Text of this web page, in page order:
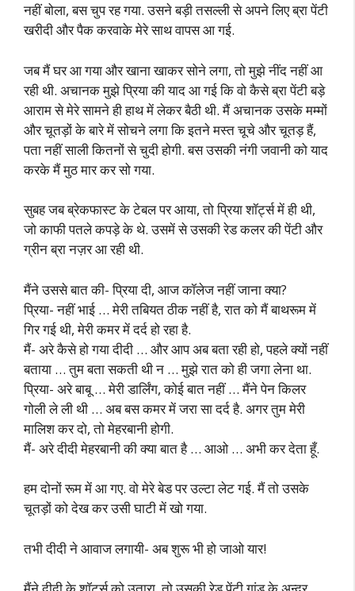
नहीं बोला, बस चुप रह गया. उसने बड़ी तसल्ली से अपने लिए ब्रा पेंटी
खरीदी और पैक करवाके मेरे साथ वापस आ गई.
जब मैं घर आ गया और खाना खाकर सोने लगा, तो मुझे नींद नहीं आ
रही थी. अचानक मुझे प्रिया की याद आ गई कि वो कैसे ब्रा पेंटी बड़े
आराम से मेरे सामने ही हाथ में लेकर बैठी थी. मैं अचानक उसके मम्मों
और चूतड़ों के बारे में सोचने लगा कि इतने मस्त चूचे और चूतड़ हैं,
पता नहीं साली कितनों से चुदी होगी. बस उसकी नंगी जवानी को याद
करके मैं मुठ मार कर सो गया.
सुबह जब ब्रेकफास्ट के टेबल पर आया, तो प्रिया शॉर्ट्स में ही थी,
जो काफी पतले कपड़े के थे. उसमें से उसकी रेड कलर की पेंटी और
ग्रीन ब्रा नज़र आ रही थी.
मैंने उससे बात की- प्रिया दी, आज कॉलेज नहीं जाना क्या?
प्रिया- नहीं भाई … मेरी तबियत ठीक नहीं है, रात को मैं बाथरूम में
गिर गई थी, मेरी कमर में दर्द हो रहा है.
मैं- अरे कैसे हो गया दीदी … और आप अब बता रही हो, पहले क्यों नहीं
बताया … तुम बता सकती थी न … मुझे रात को ही जगा लेना था.
प्रिया- अरे बाबू … मेरी डार्लिंग, कोई बात नहीं … मैंने पेन किलर
गोली ले ली थी … अब बस कमर में जरा सा दर्द है. अगर तुम मेरी
मालिश कर दो, तो मेहरबानी होगी.
मैं- अरे दीदी मेहरबानी की क्या बात है … आओ … अभी कर देता हूँ.
हम दोनों रूम में आ गए. वो मेरे बेड पर उल्टा लेट गई. मैं तो उसके
चूतड़ों को देख कर उसी घाटी में खो गया.
तभी दीदी ने आवाज लगायी- अब शुरू भी हो जाओ यार!